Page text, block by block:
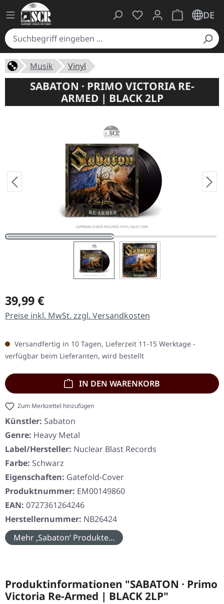
Du hast 0 Produkte
Warenkorb
DE
Musik Vinyl
SABATON · PRIMO VICTORIA RE-
ARMED | BLACK 2LP
Regulärer Preis:
39,99 €
Preise inkl. MwSt. zzgl. Versandkosten
Versandfertig in 10 Tagen, Lieferzeit 11-15 Werktage -
verfügbar beim Lieferanten, wird bestellt
IN DEN WARENKORB
Zum Merkzettel hinzufügen
Künstler: Sabaton
Genre: Heavy Metal
Label/Hersteller: Nuclear Blast Records
Farbe: Schwarz
Eigenschaften: Gatefold-Cover
Produktnummer: EM00149860
EAN: 0727361264246
Herstellernummer: NB26424
Mehr ‚Sabaton‘ Produkte...
Produktinformationen "SABATON · Primo
Victoria Re-Armed | BLACK 2LP"